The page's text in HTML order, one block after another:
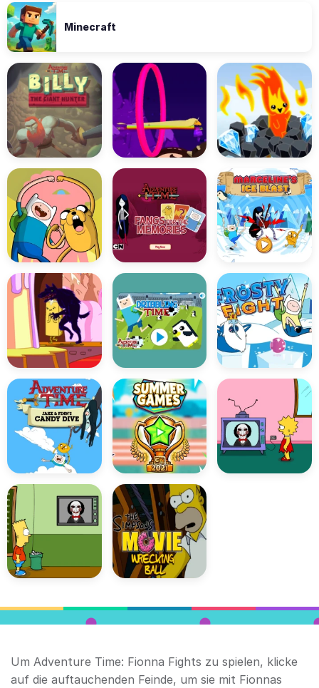
Minecraft
Um Adventure Time: Fionna Fights zu spielen, klicke
auf die auftauchenden Feinde, um sie mit Fionnas